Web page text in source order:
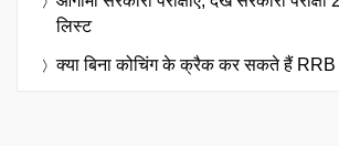
लिस्ट
क्या बिना कोचिंग के क्रैक कर सकते हैं RRB